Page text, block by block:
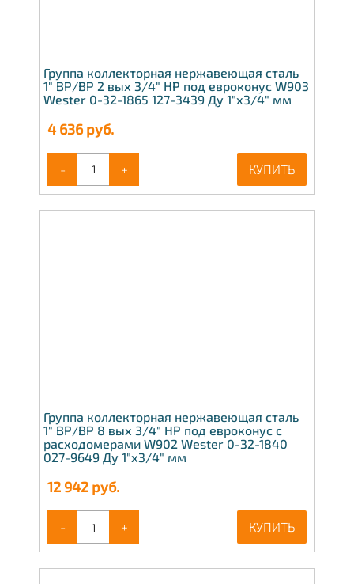
Группа коллекторная нержавеющая сталь
1" ВР/ВР 2 вых 3/4" НР под евроконус W903
Wester 0-32-1865 127-3439 Ду 1"х3/4" мм
4 636руб.
- + КУПИТЬ
Группа коллекторная нержавеющая сталь
1" ВР/ВР 8 вых 3/4" НР под евроконус с
расходомерами W902 Wester 0-32-1840
027-9649 Ду 1"х3/4" мм
12 942 руб.
- + КУПИТЬ